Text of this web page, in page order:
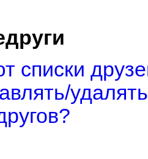
списки